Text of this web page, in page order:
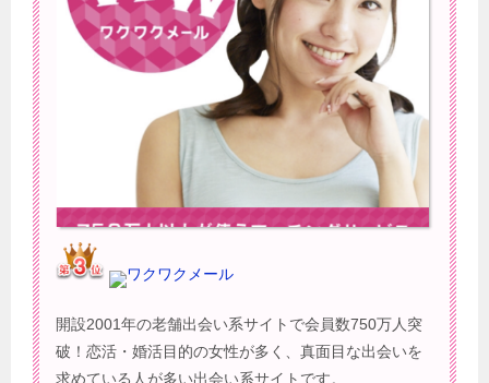
ワクワクメール
開設2001年の老舗出会い系サイトで会員数750万人突
破！恋活・婚活目的の女性が多く、真面目な出会いを
求めている人が多い出会い系サイトです。